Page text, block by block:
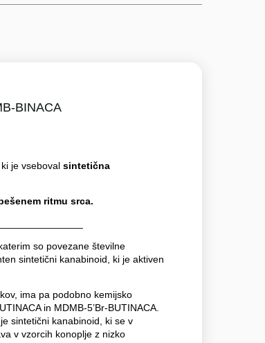
BINACA
je vseboval sintetična
ritmu srca.
so povezane številne
sintetični kanabinoid, ki je aktiven
ima pa podobno kemijsko
in MDMB-5’Br-BUTINACA.
sintetični kanabinoid, ki se v
v vzorcih konoplje z nizko